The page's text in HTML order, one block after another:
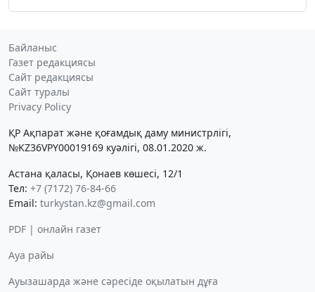
Байланыс
Газет редакциясы
Сайт редакциясы
Сайт туралы
Privacy Policy
ҚР Ақпарат және қоғамдық даму министрлігі,
№KZ36VPY00019169 куәлігі, 08.01.2020 ж.
Астана қаласы, Қонаев көшесі, 12/1
Тел: +7 (7172) 76-84-66
Email: turkystan.kz@gmail.com
PDF | онлайн газет
Ауа райы
Ауызашарда және сәресіде оқылатын дұға